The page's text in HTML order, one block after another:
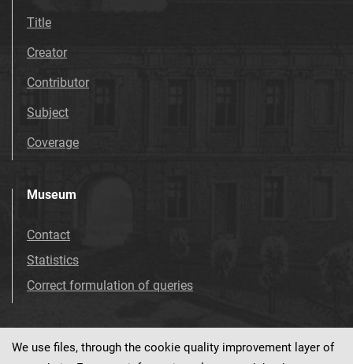
Title
Creator
Contributor
Subject
Coverage
Museum
Contact
Statistics
Correct formulation of queries
Facebook
We use files, through the cookie quality improvement layer of